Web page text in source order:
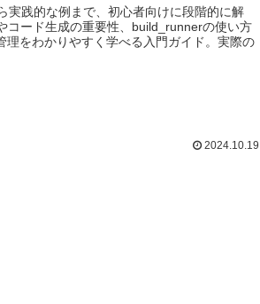
実践的な例まで、初心者向けに段階的に解
コード生成の重要性、build_runnerの使い方
理をわかりやすく学べる入門ガイド。実際の
2024.10.19